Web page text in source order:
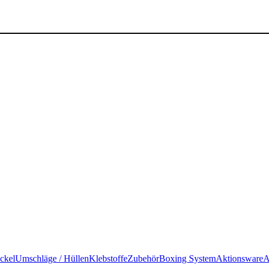
Umschläge / HüllenKlebstoffeZubehörBoxing SystemAktionsware